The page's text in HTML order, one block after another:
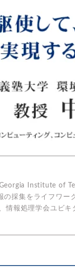
Institute of
採集をライフワー
報処理学会ユビキ